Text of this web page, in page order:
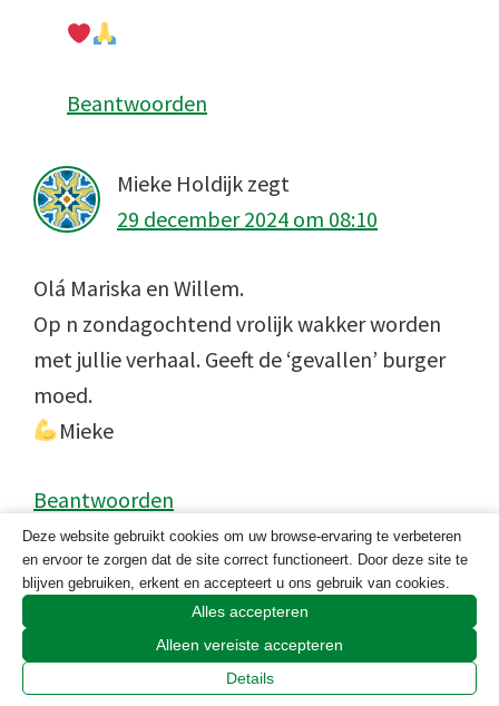
Beantwoorden
Mieke Holdijk zegt
29 december 2024 om 08:10
Olá Mariska en Willem.
Op n zondagochtend vrolijk wakker worden
met jullie verhaal. Geeft de ‘gevallen’ burger
moed.
Mieke
Beantwoorden
Mariska Roos zegt
2 januari 2025 om 22:23
Deze website gebruikt cookies om uw browse-ervaring te verbeteren
en ervoor te zorgen dat de site correct functioneert. Door deze site te
blijven gebruiken, erkent en accepteert u ons gebruik van cookies.
Alles accepteren
Alleen vereiste accepteren
Details